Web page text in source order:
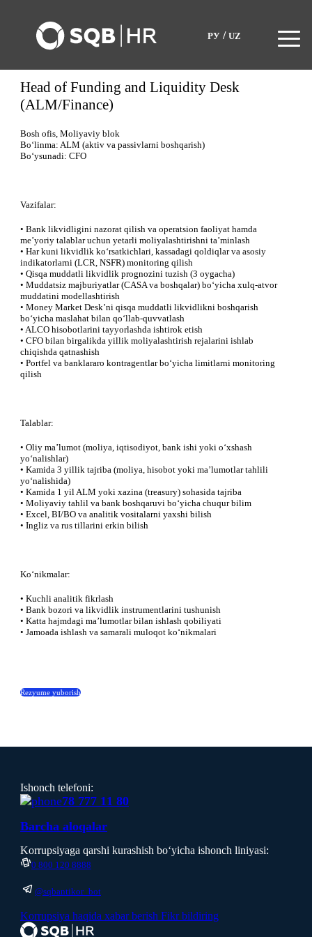
РУ/ UZ
Head of Funding and Liquidity Desk
(ALM/Finance)
Bosh ofis, Moliyaviy blok
Bo‘linma: ALM (aktiv va passivlarni boshqarish)
Bo‘ysunadi: CFO
Vazifalar:
• Bank likvidligini nazorat qilish va operatsion faoliyat hamda
me’yoriy talablar uchun yetarli moliyalashtirishni ta’minlash
• Har kuni likvidlik ko‘rsatkichlari, kassadagi qoldiqlar va asosiy
indikatorlarni (LCR, NSFR) monitoring qilish
• Qisqa muddatli likvidlik prognozini tuzish (3 oygacha)
• Muddatsiz majburiyatlar (CASA va boshqalar) bo‘yicha xulq-atvor
muddatini modellashtirish
• Money Market Desk’ni qisqa muddatli likvidlikni boshqarish
bo‘yicha maslahat bilan qo‘llab-quvvatlash
• ALCO hisobotlarini tayyorlashda ishtirok etish
• CFO bilan birgalikda yillik moliyalashtirish rejalarini ishlab
chiqishda qatnashish
• Portfel va banklararo kontragentlar bo‘yicha limitlarni monitoring
qilish
Talablar:
• Oliy ma’lumot (moliya, iqtisodiyot, bank ishi yoki o‘xshash
yo‘nalishlar)
• Kamida 3 yillik tajriba (moliya, hisobot yoki ma’lumotlar tahlili
yo‘nalishida)
• Kamida 1 yil ALM yoki xazina (treasury) sohasida tajriba
• Moliyaviy tahlil va bank boshqaruvi bo‘yicha chuqur bilim
• Excel, BI/BO va analitik vositalarni yaxshi bilish
• Ingliz va rus tillarini erkin bilish
Ko‘nikmalar:
• Kuchli analitik fikrlash
• Bank bozori va likvidlik instrumentlarini tushunish
• Katta hajmdagi ma’lumotlar bilan ishlash qobiliyati
• Jamoada ishlash va samarali muloqot ko‘nikmalari
Rezyume yuborish
Ishonch telefoni:
78 777 11 80
Вarcha aloqalar
Korrupsiyaga qarshi kurashish boʻyicha ishonch liniyasi:
0 800 120 8888
@sqbantikor_bot
Korrupsiya haqida xabar berish Fikr bildiring